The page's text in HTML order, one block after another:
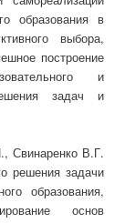
образования в
выбора,
построение
и
задач и
Свинаренко В.Г.
решения задачи
образования,
основ